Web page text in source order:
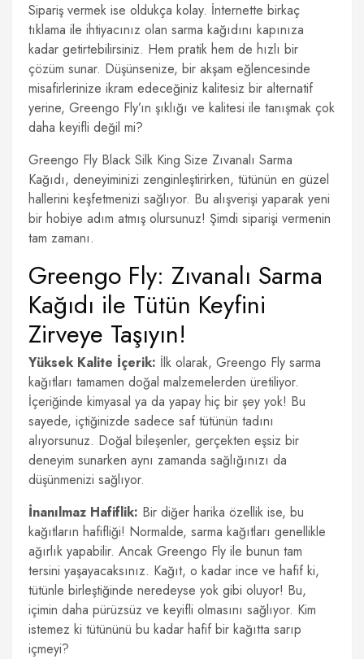
Sipariş vermek ise oldukça kolay. İnternette birkaç
tıklama ile ihtiyacınız olan sarma kağıdını kapınıza
kadar getirtebilirsiniz. Hem pratik hem de hızlı bir
çözüm sunar. Düşünsenize, bir akşam eğlencesinde
misafirlerinize ikram edeceğiniz kalitesiz bir alternatif
yerine, Greengo Fly’ın şıklığı ve kalitesi ile tanışmak çok
daha keyifli değil mi?
Greengo Fly Black Silk King Size Zıvanalı Sarma
Kağıdı, deneyiminizi zenginleştirirken, tütünün en güzel
hallerini keşfetmenizi sağlıyor. Bu alışverişi yaparak yeni
bir hobiye adım atmış olursunuz! Şimdi siparişi vermenin
tam zamanı.
Greengo Fly: Zıvanalı Sarma
Kağıdı ile Tütün Keyfini
Zirveye Taşıyın!
Yüksek Kalite İçerik: İlk olarak, Greengo Fly sarma
kağıtları tamamen doğal malzemelerden üretiliyor.
İçeriğinde kimyasal ya da yapay hiç bir şey yok! Bu
sayede, içtiğinizde sadece saf tütünün tadını
alıyorsunuz. Doğal bileşenler, gerçekten eşsiz bir
deneyim sunarken aynı zamanda sağlığınızı da
düşünmenizi sağlıyor.
İnanılmaz Hafiflik: Bir diğer harika özellik ise, bu
kağıtların hafifliği! Normalde, sarma kağıtları genellikle
ağırlık yapabilir. Ancak Greengo Fly ile bunun tam
tersini yaşayacaksınız. Kağıt, o kadar ince ve hafif ki,
tütünle birleştiğinde neredeyse yok gibi oluyor! Bu,
içimin daha pürüzsüz ve keyifli olmasını sağlıyor. Kim
istemez ki tütününü bu kadar hafif bir kağıtta sarıp
içmeyi?